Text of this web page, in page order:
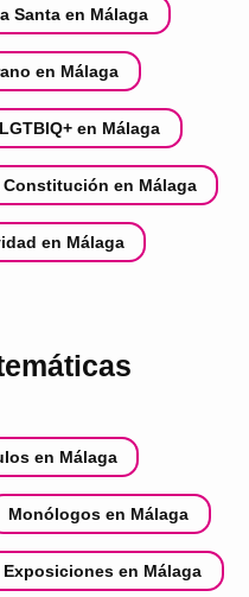
Santa en Málaga
en Málaga
en Málaga
en Málaga
en Málaga
en Málaga
Monólogos en Málaga
Exposiciones en Málaga